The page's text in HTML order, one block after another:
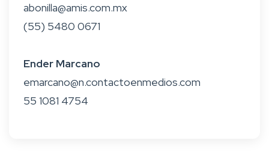
abonilla@amis.com.mx
(55) 5480 0671
Ender Marcano
emarcano@n.contactoenmedios.com
55 1081 4754